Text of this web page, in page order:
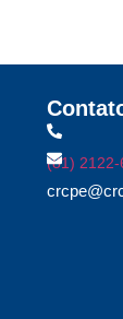
(81) 2122-